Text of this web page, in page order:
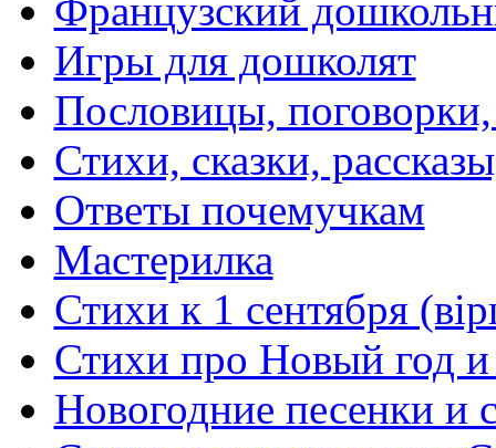
Французский
Игры для дошколят
Пословицы,
Стихи, сказки,
Ответы почемучкам
Мастерилка
Стихи к 1 сентября
Стихи про Новый год
Новогодние песенки и